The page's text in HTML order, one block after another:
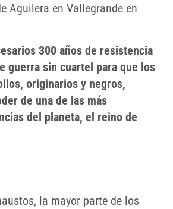
Aguilera en Vallegrande en
300 años de resistencia
guerra sin cuartel para que los
originarios y negros,
de una de las más
del planeta, el reino de
la mayor parte de los